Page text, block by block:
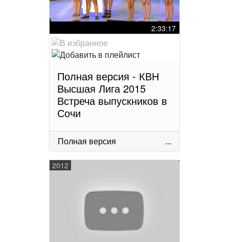
2:33:17
Полная версия - КВН
Высшая Лига 2015
Встреча выпускников в
Сочи
Полная версия ...
2012